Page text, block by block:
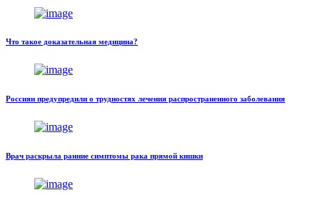
Что такое доказательная медицина?
Россиян предупредили о трудностях лечения распространенного заболевания
Врач раскрыла ранние симптомы рака прямой кишки